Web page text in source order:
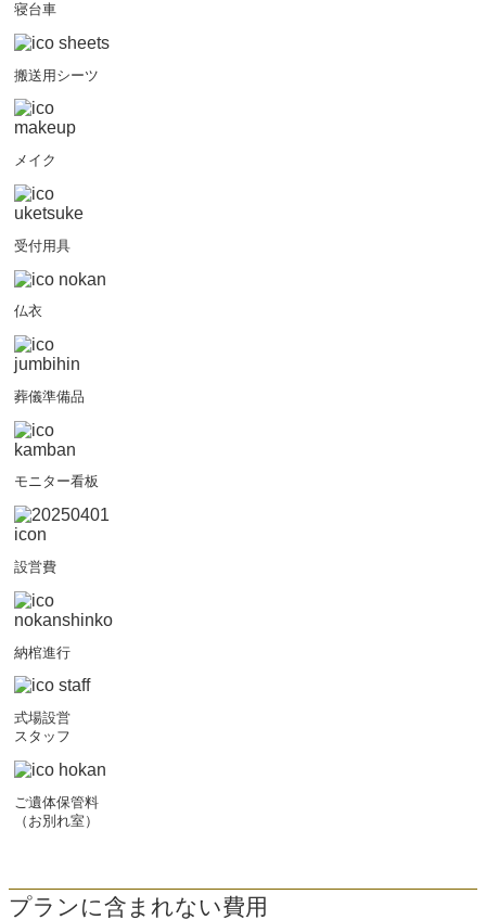
寝台車
搬送用シーツ
メイク
受付用具
仏衣
葬儀準備品
モニター看板
設営費
納棺進行
式場設営
スタッフ
ご遺体保管料
（お別れ室）
プランに含まれない費用